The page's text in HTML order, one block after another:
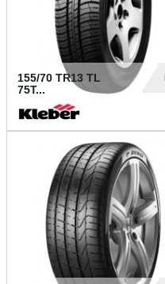
155/70 TR13 TL
75T...